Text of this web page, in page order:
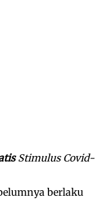
Stimulus Covid-
berlaku